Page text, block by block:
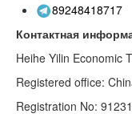
89248418717
Контактная
Heihe Yilin Economic
Registered office:
Registration No: